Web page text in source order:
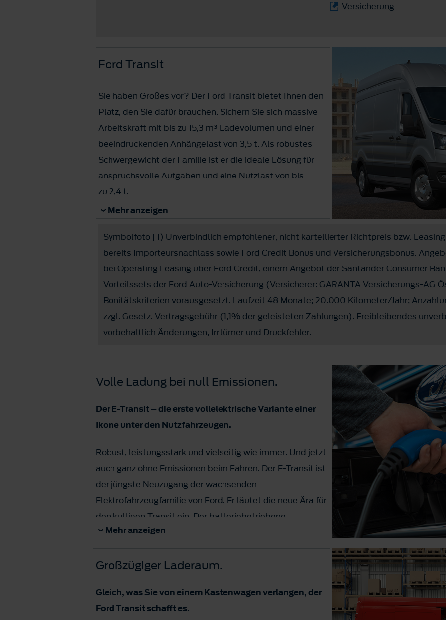
Versicherung
Ford Transit
Sie haben Großes vor? Der Ford Transit bietet Ihnen den
Platz, den Sie dafür brauchen. Sichern Sie sich massive
Arbeitskraft mit bis zu 15,3 m³ Ladevolumen und einer
beeindruckenden Anhängelast von 3,5 t. Als robustes
Schwergewicht der Familie ist er die ideale Lösung für
anspruchsvolle Aufgaben und eine Nutzlast von bis
zu 2,4 t.
Ford Transit: jetzt ab
Sie sind lieber emissionsfrei unterwegs? Kein Problem,
der Ford Transit ist ebenso mit elektrischem Antrieb
erhältlich.
Ford E-Transit: jetzt ab€ 40.190,–bzw. ab€ 463,- 1)mtl.
bei Operating Leasing
Mehr anzeigen
Symbolfoto | 1) Unverbindlich empfohlener, nicht kartellierter Richtpreis bzw.
bereits Importeursnachlass sowie Ford Credit Bonus und Versicherungsbonus.
bei Operating Leasing über Ford Credit, einem Angebot der Santander Consumer
Vorteilssets der Ford Auto-Versicherung (Versicherer: GARANTA Versicherungs-AG
Bonitätskriterien vorausgesetzt. Laufzeit 48 Monate; 20.000 Kilometer/Jahr;
zzgl. Gesetz. Vertragsgebühr (1,1% der geleisteten Zahlungen). Freibleibendes
vorbehaltlich Änderungen, Irrtümer und Druckfehler.
Volle Ladung bei null Emissionen.
Der E-Transit – die erste vollelektrische Variante einer
Ikone unter den Nutzfahrzeugen.
Robust, leistungsstark und vielseitig wie immer. Und jetzt
auch ganz ohne Emissionen beim Fahren. Der E-Transit ist
der jüngste Neuzugang der wachsenden
Elektrofahrzeugfamilie von Ford. Er läutet die neue Ära für
den kultigen Transit ein. Der batteriebetriebene
Transporter ist so konzipiert, dass Ihr Geschäft am Laufen
erreichen kann. Er bietet bis zu 350 km Reichweite mit
Mehr anzeigen
Großzügiger Laderaum.
Gleich, was Sie von einem Kastenwagen verlangen, der
Ford Transit schafft es.